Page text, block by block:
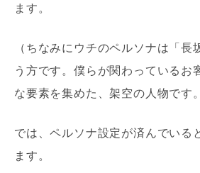
ます。
（ちなみにウチのペルソナは「
う方です。僕らが関わっているお
な要素を集めた、架空の人物です
では、ペルソナ設定が済んでいる
ます。